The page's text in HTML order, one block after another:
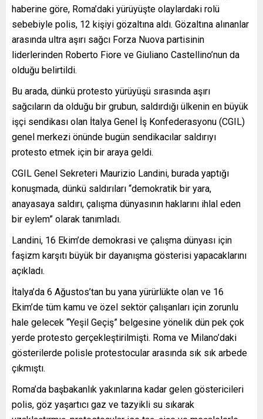
haberine göre, Roma’daki yürüyüşte olaylardaki rolü
sebebiyle polis, 12 kişiyi gözaltına aldı. Gözaltına alınanlar
arasında ultra aşırı sağcı Forza Nuova partisinin
liderlerinden Roberto Fiore ve Giuliano Castellino’nun da
olduğu belirtildi.
Bu arada, dünkü protesto yürüyüşü sırasında aşırı
sağcıların da olduğu bir grubun, saldırdığı ülkenin en büyük
işçi sendikası olan İtalya Genel İş Konfederasyonu (CGIL)
genel merkezi önünde bugün sendikacılar saldırıyı
protesto etmek için bir araya geldi.
CGIL Genel Sekreteri Maurizio Landini, burada yaptığı
konuşmada, dünkü saldırıları “demokratik bir yara,
anayasaya saldırı, çalışma dünyasının haklarını ihlal eden
bir eylem” olarak tanımladı.
Landini, 16 Ekim’de demokrasi ve çalışma dünyası için
faşizm karşıtı büyük bir dayanışma gösterisi yapacaklarını
açıkladı.
İtalya’da 6 Ağustos’tan bu yana yürürlükte olan ve 16
Ekim’de tüm kamu ve özel sektör çalışanları için zorunlu
hale gelecek “Yeşil Geçiş” belgesine yönelik dün pek çok
yerde protesto gerçekleştirilmişti. Roma ve Milano’daki
gösterilerde polisle protestocular arasında sık sık arbede
çıkmıştı.
Roma’da başbakanlık yakınlarına kadar gelen göstericileri
polis, göz yaşartıcı gaz ve tazyikli su sıkarak